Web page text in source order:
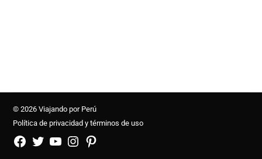
© 2026 Viajando por Perú
Política de privacidad y términos de uso
FB
TW YouTubeInstagramPinterest